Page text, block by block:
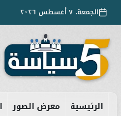
الجمعة، ٧ أغسطس ٢٠٢٦
الرئيسية معرض الصور